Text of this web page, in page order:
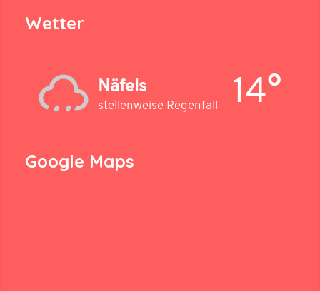
Wetter
Näfels
stellenweise Regenfall 14°
Google Maps